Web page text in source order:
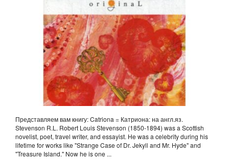
Представляем вам книгу: Catriona = Катриона: на англ.яз.
Stevenson R.L. Robert Louis Stevenson (1850-1894) was a Scottish
novelist, poet, travel writer, and essayist. He was a celebrity during his
lifetime for works like "Strange Case of Dr. Jekyll and Mr. Hyde" and
"Treasure Island." Now he is one ...